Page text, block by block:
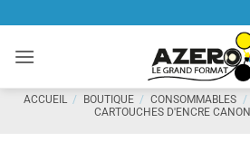
contenu
ACCUEIL / BOUTIQUE / CONSOMMABLES /
CARTOUCHES D'ENCRE CANON